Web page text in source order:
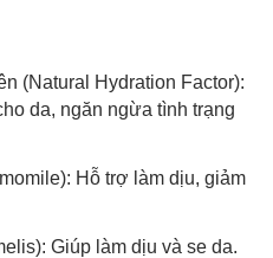
(Natural Hydration Factor):
da, ngăn ngừa tình trạng
Hỗ trợ làm dịu, giảm
Giúp làm dịu và se da.